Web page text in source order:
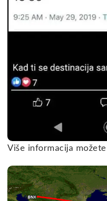
Više informacija